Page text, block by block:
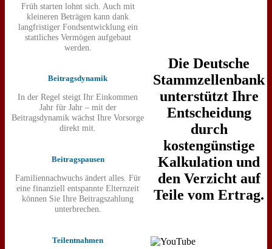
Früh starten lohnt sich. Auch mit
kleineren Beträgen kann dank
langfristiger Fondsentwicklung ein
stattliches Vermögen aufgebaut
werden.
Beitragsdynamik
In der Regel steigt Ihr Einkommen
Jahr für Jahr – mit der
Beitragsdynamik wächst Ihre Vorsorge
direkt mit.
Beitragspausen
Familiennachwuchs ändert alles. Für
eine finanziell entspannte Elternzeit
können Sie Ihre Beitragszahlung
unterbrechen.
Teilentnahmen
Die Deutsche
Stammzellenbank
unterstützt Ihre
Entscheidung
durch
kostengünstige
Kalkulation und
den Verzicht auf
Teile vom Ertrag.